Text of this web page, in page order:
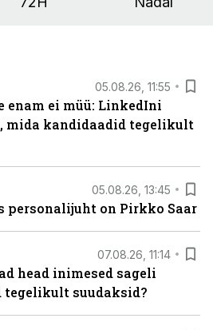
05.08.26, 11:55
enam ei müü: LinkedIni
mida kandidaadid tegelikult
05.08.26, 13:45
personalijuht on Pirkko Saar
07.08.26, 11:14
head inimesed sageli
tegelikult suudaksid?